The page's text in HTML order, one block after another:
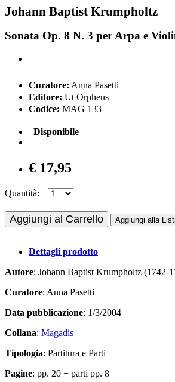
Johann Baptist Krumpholtz
Sonata Op. 8 N. 3 per Arpa e
Curatore: Anna Pasetti
Editore: Ut Orpheus
Codice: MAG 133
Disponibile
€ 17,95
Quantità:
Aggiungi al Carrello Aggiungi alla
Dettagli prodotto
Autore: Johann Baptist Krumpholtz (1742-
Curatore: Anna Pasetti
Data pubblicazione: 1/3/2004
Collana: Magadis
Tipologia: Partitura e Parti
Pagine: pp. 20 + parti pp. 8